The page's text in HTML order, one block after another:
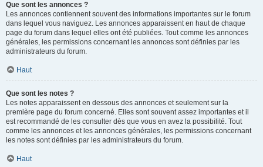
Que sont les annonces ?
Les annonces contiennent souvent des informations importantes sur le forum
dans lequel vous naviguez. Les annonces apparaissent en haut de chaque
page du forum dans lequel elles ont été publiées. Tout comme les annonces
générales, les permissions concernant les annonces sont définies par les
administrateurs du forum.
Haut
Que sont les notes ?
Les notes apparaissent en dessous des annonces et seulement sur la
première page du forum concerné. Elles sont souvent assez importantes et il
est recommandé de les consulter dès que vous en avez la possibilité. Tout
comme les annonces et les annonces générales, les permissions concernant
les notes sont définies par les administrateurs du forum.
Haut